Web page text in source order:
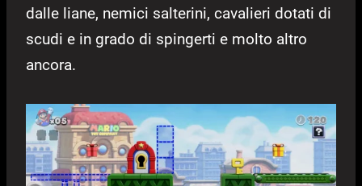
dalle liane, nemici salterini, cavalieri dotati di
scudi e in grado di spingerti e molto altro
ancora.